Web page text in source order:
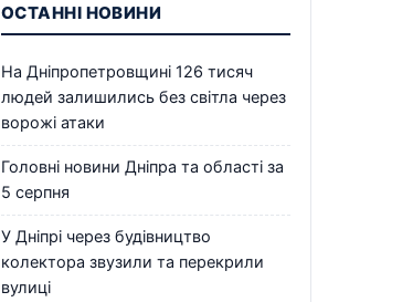
ОСТАННІ НОВИНИ
На Дніпропетровщині 126 тисяч
людей залишились без світла через
ворожі атаки
Головні новини Дніпра та області за
5 серпня
У Дніпрі через будівництво
колектора звузили та перекрили
вулиці